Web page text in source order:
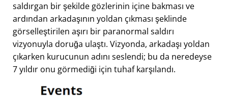
saldırgan bir şekilde gözlerinin içine bakması ve
ardından arkadaşının yoldan çıkması şeklinde
görselleştirilen aşırı bir paranormal saldırı
vizyonuyla doruğa ulaştı. Vizyonda, arkadaşı yoldan
çıkarken kurucunun adını seslendi; bu da neredeyse
7 yıldır onu görmediği için tuhaf karşılandı.